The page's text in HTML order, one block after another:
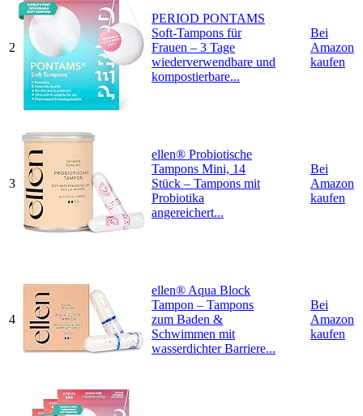
2
PERIOD PONTAMS
Soft-Tampons für
Frauen – 3 Tage
wiederverwendbare und
kompostierbare...
Bei
Amazon
kaufen
3
ellen® Probiotische
Tampons Mini, 14
Stück – Tampons mit
Probiotika
angereichert...
Bei
Amazon
kaufen
4
ellen® Aqua Block
Tampon – Tampons
zum Baden &
Schwimmen mit
wasserdichter Barriere...
Bei
Amazon
kaufen